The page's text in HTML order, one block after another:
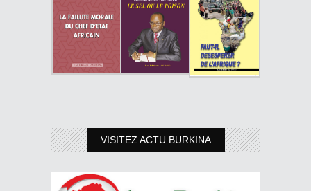
VISITEZ ACTU BURKINA